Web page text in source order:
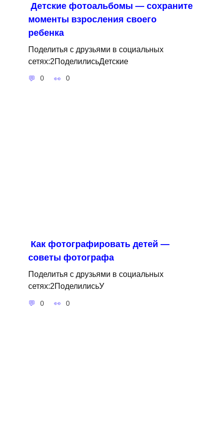
Детские фотоальбомы — сохраните
моменты взросления своего
ребенка
Поделитья с друзьями в социальных
сетях:2ПоделилисьДетские
0 0
Как фотографировать детей —
советы фотографа
Поделитья с друзьями в социальных
сетях:2ПоделилисьУ
0 0